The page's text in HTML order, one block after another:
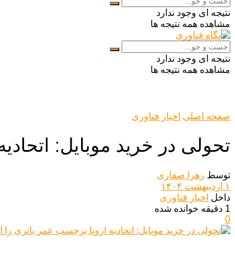
نتیجه ای وجود ندارد
مشاهده همه نتیجه ها
نتیجه ای وجود ندارد
مشاهده همه نتیجه ها
صفحه اصلی اخبار فناوری
تحولی در خرید موبایل:
توسط زهرا صفاری
۱ اردیبهشت ۱۴۰۴
داخل اخبار فناوری
1 دقیقه خوانده شده
0